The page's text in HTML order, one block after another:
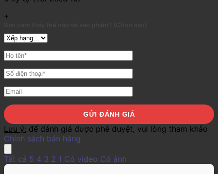
+
Lưu ý: để đánh giá được phê duyệt, vui lòng tham khảo
Chính sách bán hàng
Tất cả 5 4 3 2 1 Có video Có ảnh